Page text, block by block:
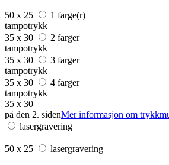
50 x 25
1 farge(r)
tampotrykk
35 x 30
2 farger
tampotrykk
35 x 30
3 farger
tampotrykk
35 x 30
4 farger
tampotrykk
35 x 30
på den 2. sidenMer informasjon om
lasergravering
50 x 25 lasergravering